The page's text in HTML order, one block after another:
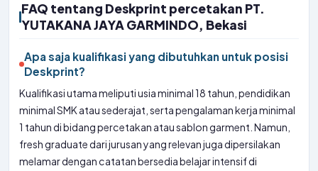
FAQ tentang Deskprint percetakan PT.
YUTAKANA JAYA GARMINDO, Bekasi
Apa saja kualifikasi yang dibutuhkan untuk posisi
Deskprint?
Kualifikasi utama meliputi usia minimal 18 tahun, pendidikan
minimal SMK atau sederajat, serta pengalaman kerja minimal
1 tahun di bidang percetakan atau sablon garment. Namun,
fresh graduate dari jurusan yang relevan juga dipersilakan
melamar dengan catatan bersedia belajar intensif di